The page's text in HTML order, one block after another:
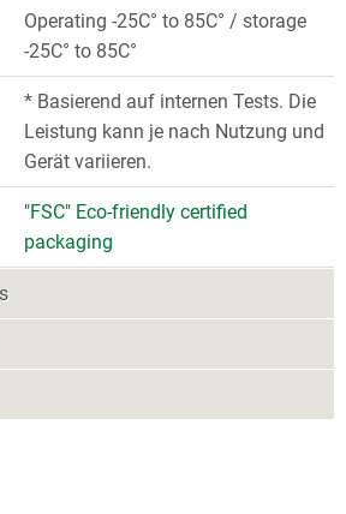
Operating -25C° to 85C° / storage
-25C° to 85C°
* Basierend auf internen Tests. Die
Leistung kann je nach Nutzung und
Gerät variieren.
"FSC" Eco-friendly certified
packaging